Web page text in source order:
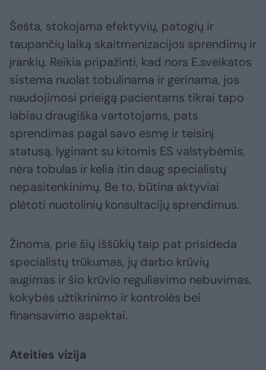
Šešta, stokojama efektyvių, patogių ir
taupančių laiką skaitmenizacijos sprendimų ir
įrankių. Reikia pripažinti, kad nors E.sveikatos
sistema nuolat tobulinama ir gerinama, jos
naudojimosi prieigą pacientams tikrai tapo
labiau draugiška vartotojams, pats
sprendimas pagal savo esmę ir teisinį
statusą, lyginant su kitomis ES valstybėmis,
nėra tobulas ir kelia itin daug specialistų
nepasitenkinimų. Be to, būtina aktyviai
plėtoti nuotolinių konsultacijų sprendimus.
Žinoma, prie šių iššūkių taip pat prisideda
specialistų trūkumas, jų darbo krūvių
augimas ir šio krūvio reguliavimo nebuvimas,
kokybės užtikrinimo ir kontrolės bei
finansavimo aspektai.
Ateities vizija